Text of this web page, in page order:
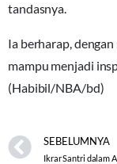
tandasnya.
Ia berharap,
mampu menjadi
(Habibil/NBA/bd)
SEBELUMNYA